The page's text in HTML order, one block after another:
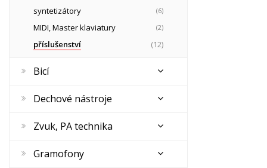
syntetizátory (6)
MIDI, Master klaviatury (2)
příslušenství (12)
Bicí
Dechové nástroje
Zvuk, PA technika
Gramofony